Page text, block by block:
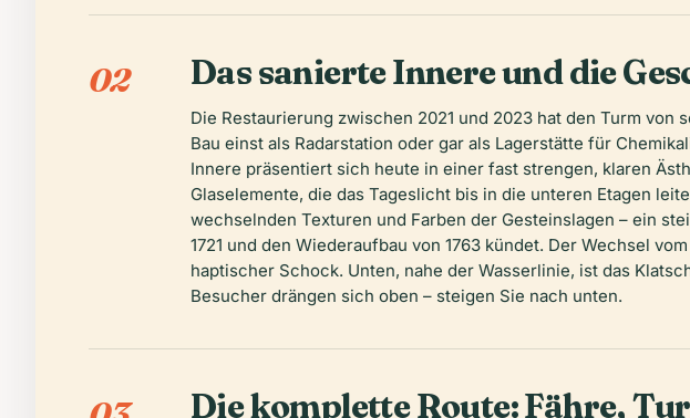
02 Das sanierte Innere und die
Die Restaurierung zwischen 2021 und 2023 hat den Turm
Bau einst als Radarstation oder gar als Lagerstätte für
Innere präsentiert sich heute in einer fast strengen, klaren
Glaselemente, die das Tageslicht bis in die unteren Etagen
wechselnden Texturen und Farben der Gesteinslagen – ein
1721 und den Wiederaufbau von 1763 kündet. Der Wechsel
haptischer Schock. Unten, nahe der Wasserlinie, ist das
Besucher drängen sich oben – steigen Sie nach unten.
Die komplette Route: Fähre,